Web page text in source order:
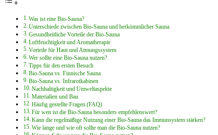
Was ist eine Bio-Sauna?
Unterschiede zwischen Bio-Sauna und herkömmlicher Sauna
Gesundheitliche Vorteile der Bio-Sauna
Luftfeuchtigkeit und Aromatherapie
Vorteile für Haut und Atmungssystem
Wer sollte eine Bio-Sauna nutzen?
Tipps für den ersten Besuch
Bio-Sauna vs. Finnische Sauna
Bio-Sauna vs. Infrarotkabinen
Nachhaltigkeit und Umweltaspekte
Materialien und Bau
Häufig gestellte Fragen (FAQ)
Für wen ist die Bio-Sauna besonders empfehlenswert?
Kann die regelmäßige Nutzung einer Bio-Sauna das Immunsystem stärken?
Wie lange und wie oft sollte man die Bio-Sauna nutzen?